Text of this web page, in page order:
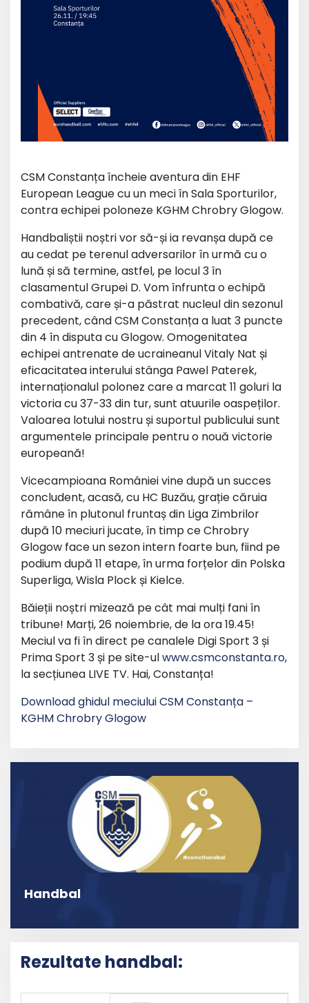
CSM Constanța încheie aventura din EHF
European League cu un meci în Sala Sporturilor,
contra echipei poloneze KGHM Chrobry Glogow.
Handbaliștii noștri vor să-și ia revanșa după ce
au cedat pe terenul adversarilor în urmă cu o
lună și să termine, astfel, pe locul 3 în
clasamentul Grupei D. Vom înfrunta o echipă
combativă, care și-a păstrat nucleul din sezonul
precedent, când CSM Constanța a luat 3 puncte
din 4 în disputa cu Glogow. Omogenitatea
echipei antrenate de ucraineanul Vitaly Nat și
eficacitatea interului stânga Pawel Paterek,
internaționalul polonez care a marcat 11 goluri la
victoria cu 37-33 din tur, sunt atuurile oaspeților.
Valoarea lotului nostru și suportul publicului sunt
argumentele principale pentru o nouă victorie
europeană!
Vicecampioana României vine după un succes
concludent, acasă, cu HC Buzău, grație căruia
rămâne în plutonul fruntaș din Liga Zimbrilor
după 10 meciuri jucate, în timp ce Chrobry
Glogow face un sezon intern foarte bun, fiind pe
podium după 11 etape, în urma forțelor din Polska
Superliga, Wisla Plock și Kielce.
Băieții noștri mizează pe cât mai mulți fani în
tribune! Marți, 26 noiembrie, de la ora 19.45!
Meciul va fi în direct pe canalele Digi Sport 3 și
Prima Sport 3 și pe site-ulwww.csmconstanta.ro,
la secțiunea LIVE TV. Hai, Constanța!
Download ghidul meciului CSM Constanța –
KGHM Chrobry Glogow
Handbal
Rezultate handbal: